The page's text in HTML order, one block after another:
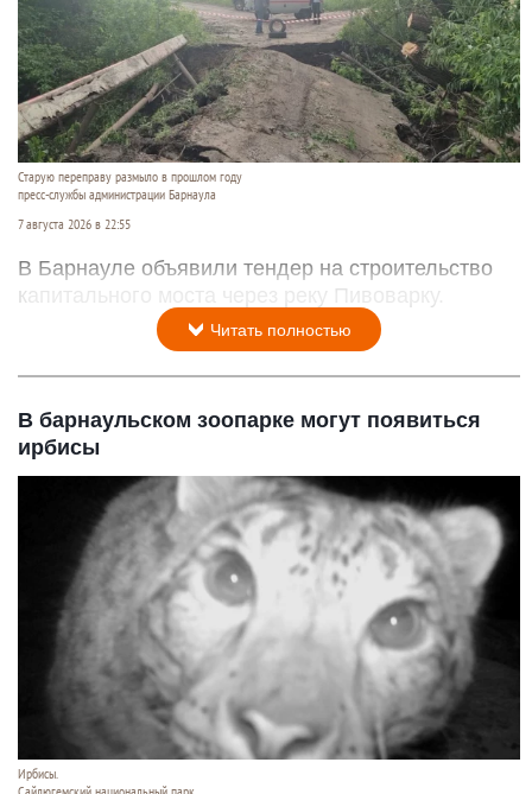
Старую переправу размыло в прошлом году
пресс-службы администрации Барнаула
7 августа 2026 в 22:55
В Барнауле объявили тендер на строительство
капитального моста через реку Пивоварку.
Читать полностью
В барнаульском зоопарке могут появиться
ирбисы
Ирбисы.